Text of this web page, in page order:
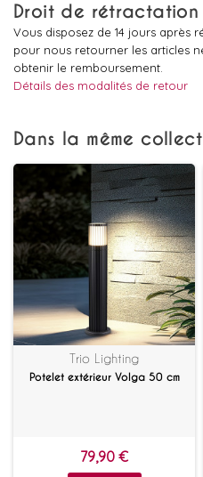
Droit de rétractation
Vous disposez de 14 jours après
pour nous retourner les articles
obtenir le remboursement.
Détails des modalités de retour
Dans la même
Trio Lighting
Potelet extérieur Volga 50 cm
79,90 €